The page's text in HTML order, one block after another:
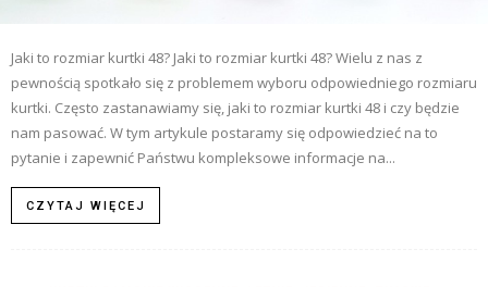
Jaki to rozmiar kurtki 48? Jaki to rozmiar kurtki 48? Wielu z nas z
pewnością spotkało się z problemem wyboru odpowiedniego rozmiaru
kurtki. Często zastanawiamy się, jaki to rozmiar kurtki 48 i czy będzie
nam pasować. W tym artykule postaramy się odpowiedzieć na to
pytanie i zapewnić Państwu kompleksowe informacje na...
CZYTAJ WIĘCEJ